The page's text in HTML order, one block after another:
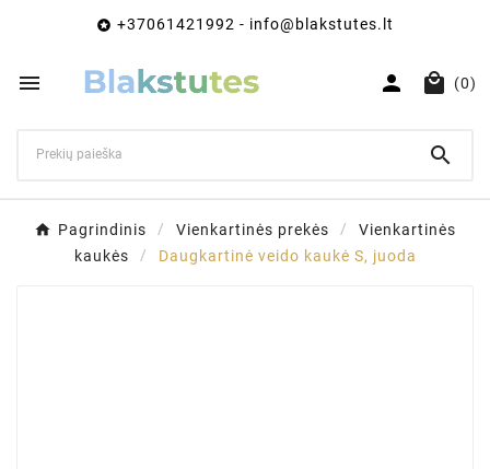
 +37061421992 - info@blakstutes.lt
   (0)

Pagrindinis Vienkartinės prekės
Vienkartinės
kaukės
Daugkartinė veido kaukė S, juoda